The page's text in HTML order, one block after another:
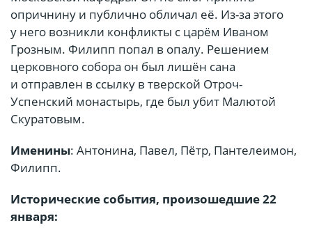
опричнину и публично обличал её. Из-за этого
у него возникли конфликты с царём Иваном
Грозным. Филипп попал в опалу. Решением
церковного собора он был лишён сана
и отправлен в ссылку в тверской Отроч-
Успенский монастырь, где был убит Малютой
Скуратовым.
Именины: Антонина, Павел, Пётр, Пантелеимон,
Филипп.
Исторические события, произошедшие 22
января: